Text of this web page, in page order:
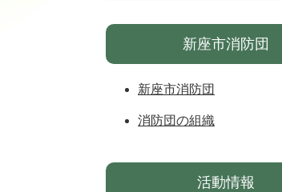
新座市消防団
新座市消防団
消防団の組織
活動情報